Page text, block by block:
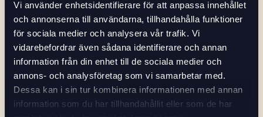
Vi använder enhetsidentifierare för att anpassa innehållet
och annonserna till användarna, tillhandahålla funktioner
för sociala medier och analysera vår trafik. Vi
vidarebefordrar även sådana identifierare och annan
information från din enhet till de sociala medier och
annons- och analysföretag som vi samarbetar med.
Dessa kan i sin tur kombinera informationen med annan
information som du har tillhandahållit eller som de har
Potentiell kund / Kund*